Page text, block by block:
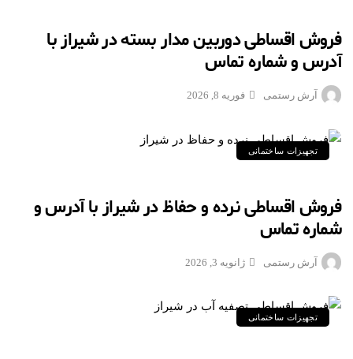
فروش اقساطی دوربین مدار بسته در شیراز با
آدرس و شماره تماس
آرش رستمی فوریه 8, 2026
تجهیزات ساختمانی
فروش اقساطی نرده و حفاظ در شیراز با آدرس و
شماره تماس
آرش رستمی ژانویه 3, 2026
تجهیزات ساختمانی